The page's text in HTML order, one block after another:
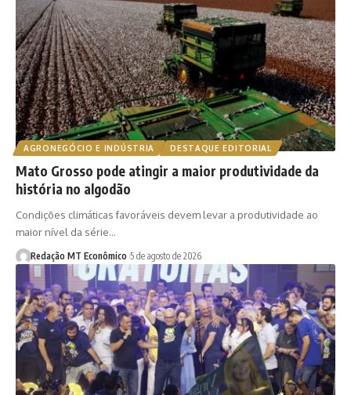
AGRONEGÓCIO E INDÚSTRIA DESTAQUE EDITORIAL
Mato Grosso pode atingir a maior produtividade da
história no algodão
Condições climáticas favoráveis devem levar a produtividade ao
maior nível da série…
Redação MT Econômico 5 de agosto de 2026